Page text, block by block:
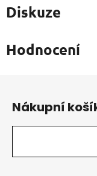
Diskuze
Hodnocení
Nákupní